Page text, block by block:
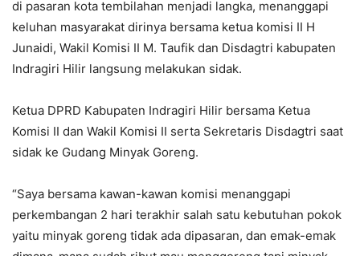
di pasaran kota tembilahan menjadi langka, menanggapi
keluhan masyarakat dirinya bersama ketua komisi II H
Junaidi, Wakil Komisi II M. Taufik dan Disdagtri kabupaten
Indragiri Hilir langsung melakukan sidak.
Ketua DPRD Kabupaten Indragiri Hilir bersama Ketua
Komisi II dan Wakil Komisi II serta Sekretaris Disdagtri saat
sidak ke Gudang Minyak Goreng.
“Saya bersama kawan-kawan komisi menanggapi
perkembangan 2 hari terakhir salah satu kebutuhan pokok
yaitu minyak goreng tidak ada dipasaran, dan emak-emak